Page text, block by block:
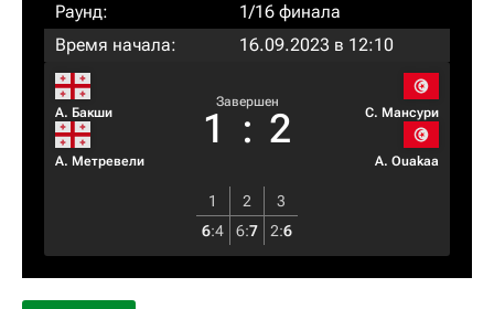
Раунд:
1/16 финала
Время начала:
16.09.2023 в 12:10
А. Бакши
А. Метревели
Завершен
1 : 2 С. Мансури
A. Ouakaa
1 2
3
6:4 6:7 2:6